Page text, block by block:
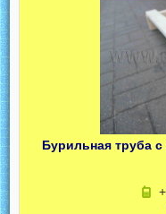
Бурильная труба